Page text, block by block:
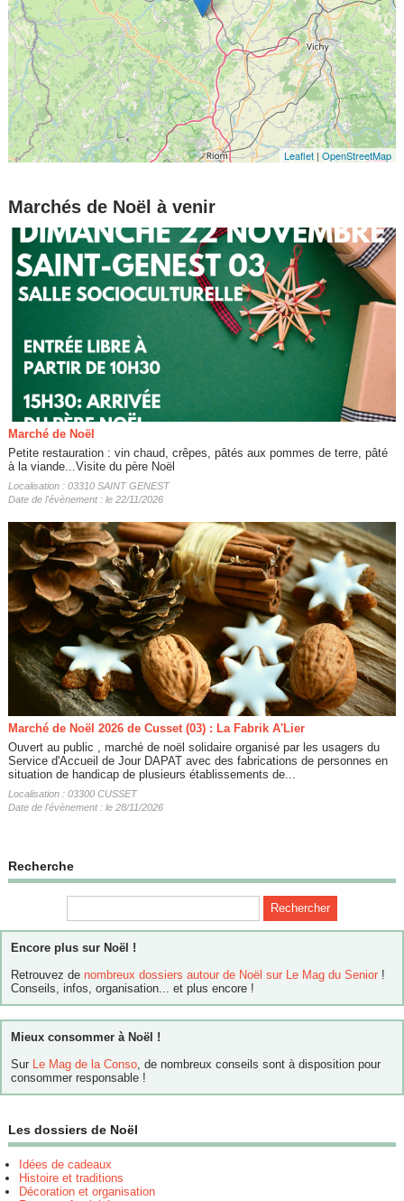
Leaflet |OpenStreetMap
Marchés de Noël à venir
Marché de Noël
Petite restauration : vin chaud, crêpes, pâtés aux pommes de terre, pâté
à la viande...Visite du père Noël
Localisation : 03310 SAINT GENEST
Date de l'évènement : le 22/11/2026
Marché de Noël 2026 de Cusset (03) : La Fabrik A'Lier
Ouvert au public , marché de noël solidaire organisé par les usagers du
Service d'Accueil de Jour DAPAT avec des fabrications de personnes en
situation de handicap de plusieurs établissements de...
Localisation : 03300 CUSSET
Date de l'évènement : le 28/11/2026
Recherche
Encore plus sur Noël !
Retrouvez de nombreux dossiers autour de Noël sur Le Mag du Senior !
Conseils, infos, organisation... et plus encore !
Mieux consommer à Noël !
Sur Le Mag de la Conso, de nombreux conseils sont à disposition pour
consommer responsable !
Les dossiers de Noël
Idées de cadeaux
Histoire et traditions
Décoration et organisation